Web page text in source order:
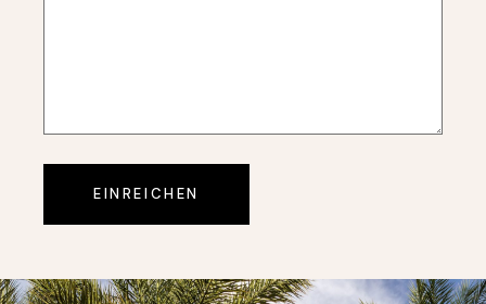
EINREICHEN